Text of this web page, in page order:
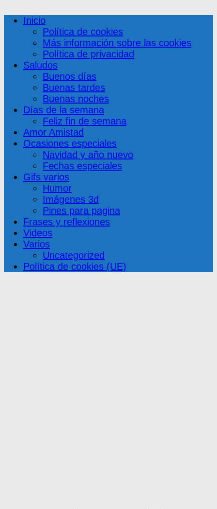
Inicio
Política de cookies
Más información sobre las cookies
Política de privacidad
Saludos
Buenos días
Buenas tardes
Buenas noches
Días de la semana
Feliz fin de semana
Amor Amistad
Ocasiones especiales
Navidad y año nuevo
Fechas especiales
Gifs varios
Humor
Imágenes 3d
Pines para pagina
Frases y reflexiones
Videos
Varios
Uncategorized
Política de cookies (UE)